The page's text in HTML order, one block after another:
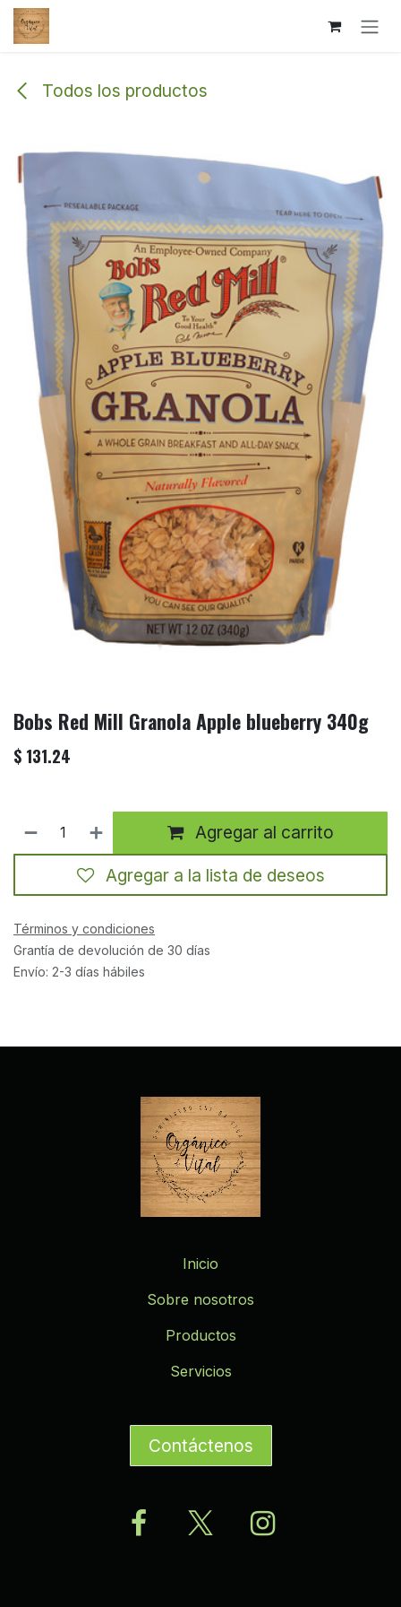
Ir al contenido
Todos los productos
Bobs Red Mill Granola Apple blueberry 340g
$ 131.24
Agregar al carrito
Agregar a la lista de deseos
Términos y condiciones
Grantía de devolución de 30 días
Envío: 2-3 días hábiles
Inicio
Sobre nosotros
Productos
Servicios
Contáctenos